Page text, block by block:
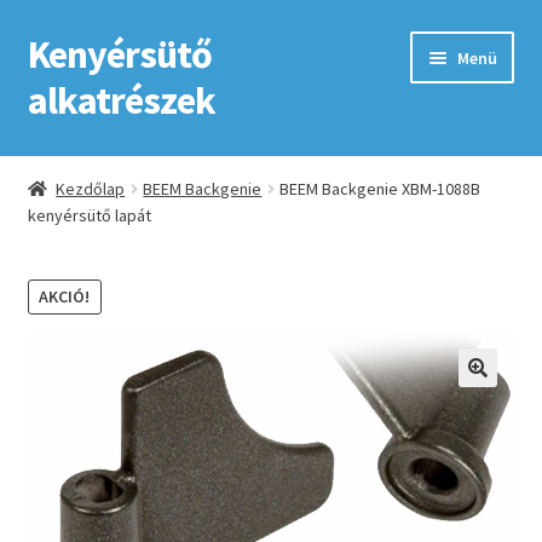
Ugrás
a
navigációhoz
Kilépés
a
tartalomba
Kenyérsütő
alkatrészek
Menü
Kezdőlap
Adatkezelési tájékoztató elfogadása
ÁSZF
Impresszum
Kezdőlap BEEM Backgenie
BEEM Backgenie XBM-1088B
kenyérsütő lapát
AKCIÓ!